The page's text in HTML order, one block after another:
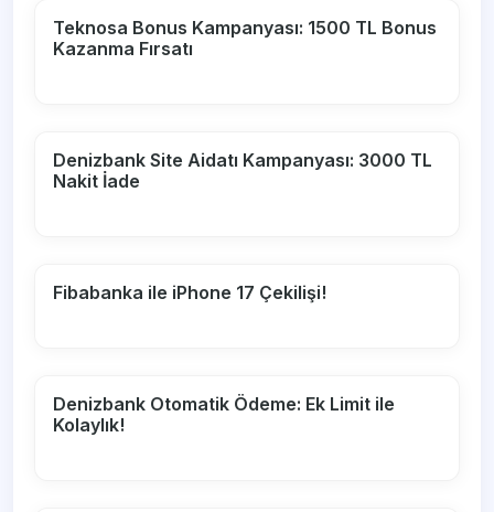
Teknosa Bonus Kampanyası: 1500 TL Bonus
Kazanma Fırsatı
Denizbank Site Aidatı Kampanyası: 3000 TL
Nakit İade
Fibabanka ile iPhone 17 Çekilişi!
Denizbank Otomatik Ödeme: Ek Limit ile
Kolaylık!